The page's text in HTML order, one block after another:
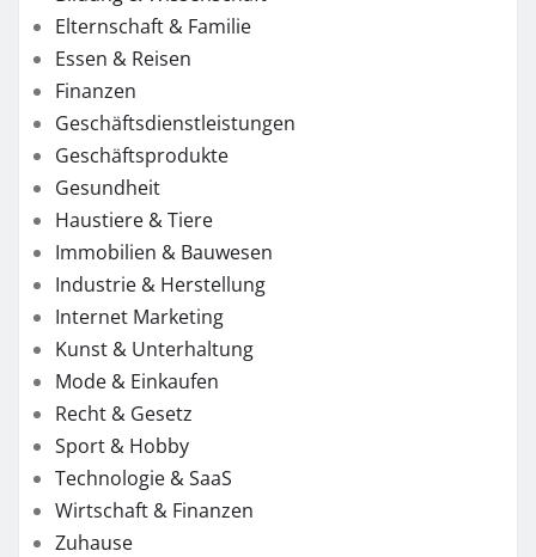
Elternschaft & Familie
Essen & Reisen
Finanzen
Geschäftsdienstleistungen
Geschäftsprodukte
Gesundheit
Haustiere & Tiere
Immobilien & Bauwesen
Industrie & Herstellung
Internet Marketing
Kunst & Unterhaltung
Mode & Einkaufen
Recht & Gesetz
Sport & Hobby
Technologie & SaaS
Wirtschaft & Finanzen
Zuhause